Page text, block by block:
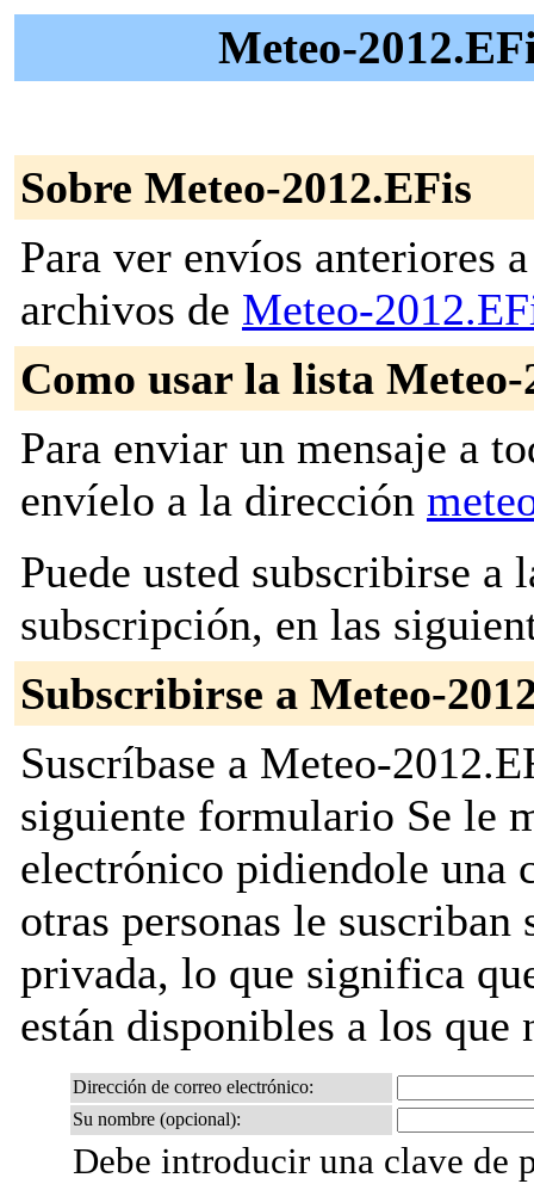
Meteo-
Sobre Meteo-2012.EFis
Para ver envíos anteriores
archivos de Meteo-
Como usar la lista Meteo-
Para enviar un mensaje a
envíelo a la dirección
Puede usted subscribirse a
subscripción, en las
Subscribirse a Meteo-
Suscríbase a Meteo-
siguiente formulario Se le
electrónico pidiendole una
otras personas le
privada, lo que significa
están disponibles a los que
Dirección de correo electrónico:
Su nombre (opcional):
Debe introducir una clave de